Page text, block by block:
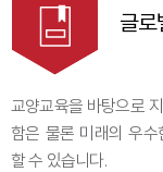
글로
교양교육을 바탕으로
함은 물론 미래의 우수
할 수 있습니다.